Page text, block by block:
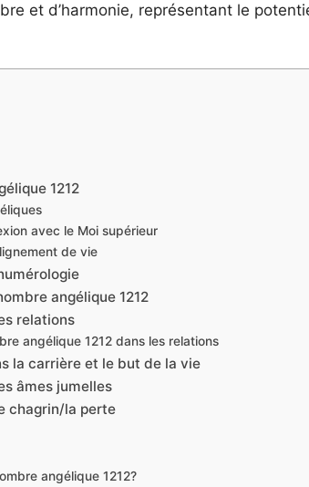
et d’harmonie, représentant le
1212
avec le Moi supérieur
de vie
angélique 1212
relations
angélique 1212 dans les relations
la carrière et le but de la vie
âmes jumelles
chagrin/la perte
angélique 1212?